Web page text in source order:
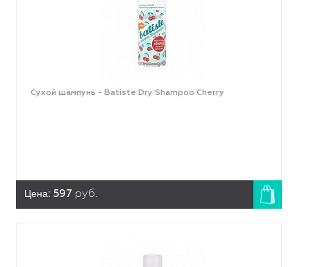
Сухой шампунь - Batiste Dry Shampoo Cherry
Цена: 597 руб.